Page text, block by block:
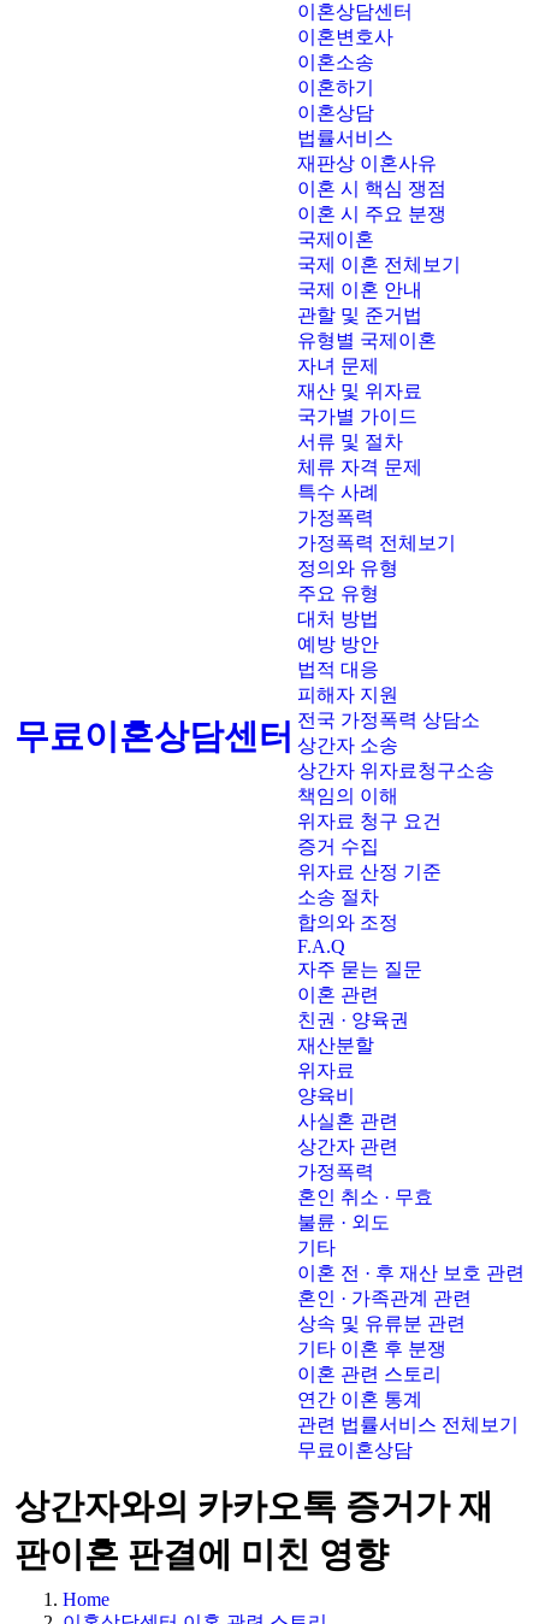
무료이혼상담센터
이혼상담센터
이혼변호사
이혼소송
이혼하기
이혼상담
법률서비스
재판상 이혼사유
이혼 시 핵심 쟁점
이혼 시 주요 분쟁
국제이혼
국제 이혼 전체보기
국제 이혼 안내
관할 및 준거법
유형별 국제이혼
자녀 문제
재산 및 위자료
국가별 가이드
서류 및 절차
체류 자격 문제
특수 사례
가정폭력
가정폭력 전체보기
정의와 유형
주요 유형
대처 방법
예방 방안
법적 대응
피해자 지원
전국 가정폭력 상담소
상간자 소송
상간자 위자료청구소송
책임의 이해
위자료 청구 요건
증거 수집
위자료 산정 기준
소송 절차
합의와 조정
F.A.Q
자주 묻는 질문
이혼 관련
친권 · 양육권
재산분할
위자료
양육비
사실혼 관련
상간자 관련
가정폭력
혼인 취소 · 무효
불륜 · 외도
기타
이혼 전 · 후 재산 보호 관련
혼인 · 가족관계 관련
상속 및 유류분 관련
기타 이혼 후 분쟁
이혼 관련 스토리
연간 이혼 통계
관련 법률서비스 전체보기
무료이혼상담
상간자와의 카카오톡 증거가 재
판이혼 판결에 미친 영향
Home